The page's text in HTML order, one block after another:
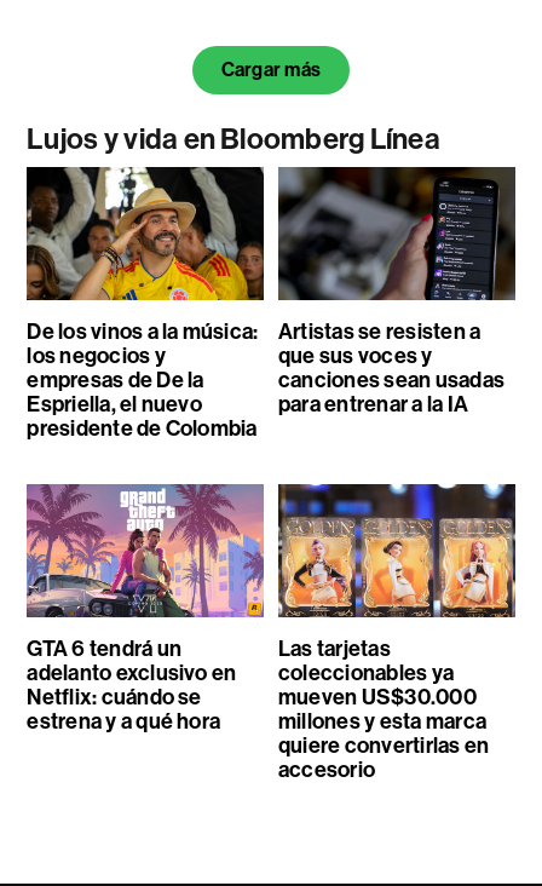
Cargar más
Lujos y vida en Bloomberg Línea
De los vinos a la música:
los negocios y
empresas de De la
Espriella, el nuevo
presidente de Colombia
Artistas se resisten a
que sus voces y
canciones sean usadas
para entrenar a la IA
GTA 6 tendrá un
adelanto exclusivo en
Netflix: cuándo se
estrena y a qué hora
Las tarjetas
coleccionables ya
mueven US$30.000
millones y esta marca
quiere convertirlas en
accesorio